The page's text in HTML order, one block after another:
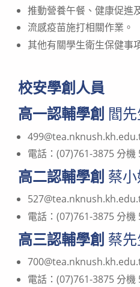
推動營養午餐、健康促進
流感疫苗施打相關作業。
其他有關學生衛生保健事
校安學創人員
高一認輔學創 閻
電話：(07)761-3875 分機
高二認輔學創 蔡
電話：(07)761-3875 分機
高三認輔學創 蔡
電話：(07)761-3875 分機